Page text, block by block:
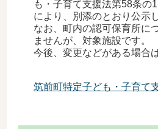
も・子育て支援法第58条の
により、別添のとおり公示
なお、町内の認可保育所に
ませんが、対象施設です。
今後、変更などがある場合
筑前町特定子ども・子育て